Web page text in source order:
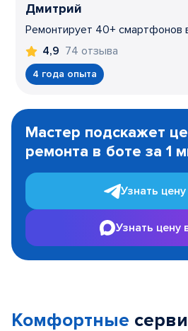
Дмитрий
Ремонтирует 40+ смартфонов
4,9 74 отзыва
4 года опыта
1
Мастер подскажет
ремонта в боте за 1
Узнать цену
Узнать цену
Комфортные